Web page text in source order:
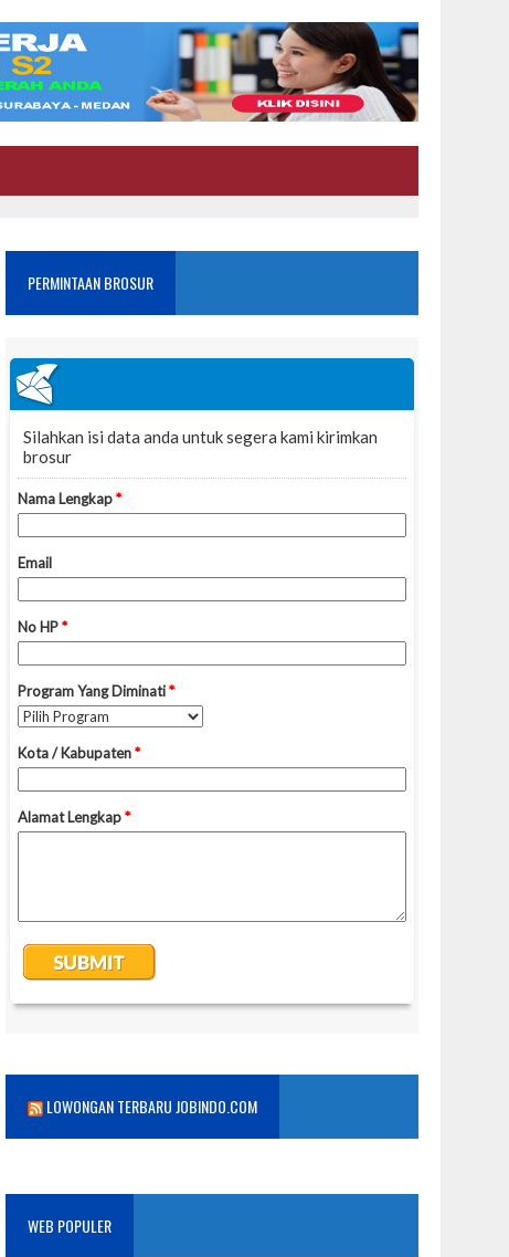
PERMINTAAN BROSUR
LOWONGAN TERBARU JOBINDO.COM
WEB POPULER